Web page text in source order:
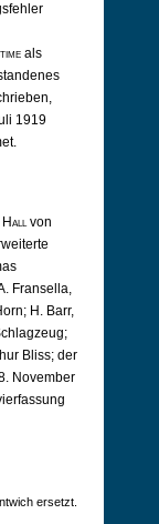
als
1919
Hallvon
Fransella,
H. Barr,
Bliss; der
November
ersetzt.